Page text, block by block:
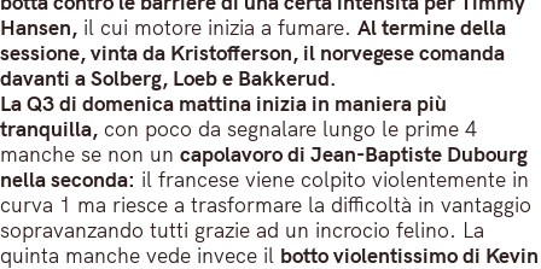
Hansen, il cui motore inizia a fumare. Al termine della
sessione, vinta da Kristofferson, il norvegese comanda
davanti a Solberg, Loeb e Bakkerud.
La Q3 di domenica mattina inizia in maniera più
tranquilla, con poco da segnalare lungo le prime 4
manche se non un capolavoro di Jean-Baptiste Dubourg
nella seconda: il francese viene colpito violentemente in
curva 1 ma riesce a trasformare la difficoltà in vantaggio
sopravanzando tutti grazie ad un incrocio felino. La
quinta manche vede invece il botto violentissimo di Kevin